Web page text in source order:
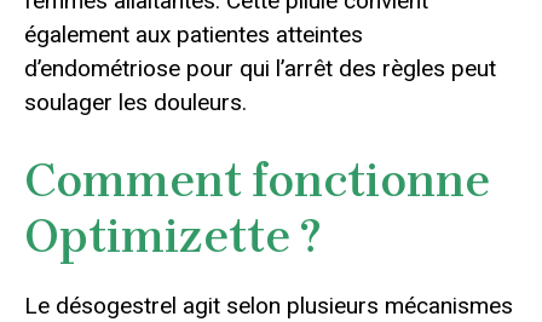
également aux patientes atteintes
d’endométriose pour qui l’arrêt des règles peut
soulager les douleurs.
Comment fonctionne
Optimizette ?
Le désogestrel agit selon plusieurs mécanismes